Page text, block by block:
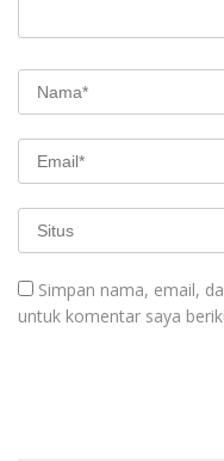
Simpan nama, email,
untuk komentar saya